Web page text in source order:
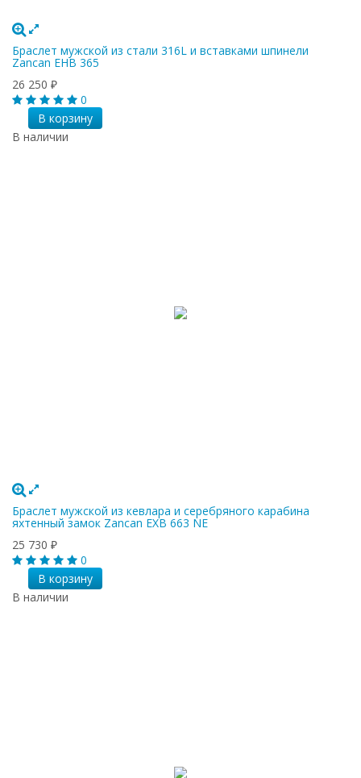
Браслет мужской из стали 316L и вставками шпинели
Zancan EHB 365
26 250 ₽
0
В корзину
В наличии
Браслет мужской из кевлара и серебряного карабина
яхтенный замок Zancan EXB 663 NE
25 730 ₽
0
В корзину
В наличии